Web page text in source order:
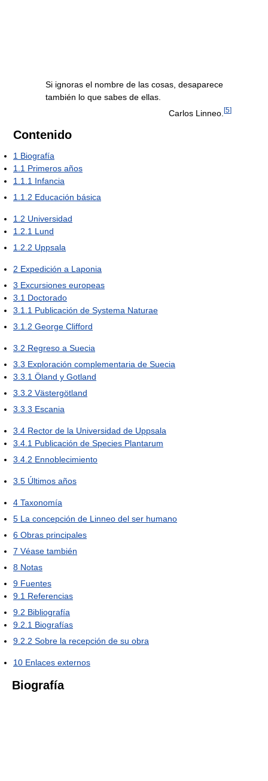
Si ignoras el nombre de las cosas, desaparece
también lo que sabes de ellas.
Carlos Linneo. [5]
Contenido
1 Biografía
1.1 Primeros años
1.1.1 Infancia
1.1.2 Educación básica
1.2 Universidad
1.2.1 Lund
1.2.2 Uppsala
2 Expedición a Laponia
3 Excursiones europeas
3.1 Doctorado
3.1.1 Publicación de Systema Naturae
3.1.2 George Clifford
3.2 Regreso a Suecia
3.3 Exploración complementaria de Suecia
3.3.1 Öland y Gotland
3.3.2 Västergötland
3.3.3 Escania
3.4 Rector de la Universidad de Uppsala
3.4.1 Publicación de Species Plantarum
3.4.2 Ennoblecimiento
3.5 Últimos años
4 Taxonomía
5 La concepción de Linneo del ser humano
6 Obras principales
7 Véase también
8 Notas
9 Fuentes
9.1 Referencias
9.2 Bibliografía
9.2.1 Biografías
9.2.2 Sobre la recepción de su obra
10 Enlaces externos
Biografía